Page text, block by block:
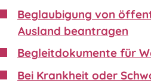
Beglaubigung von
Ausland beantragen
Begleitdokumente für
Bei Krankheit oder